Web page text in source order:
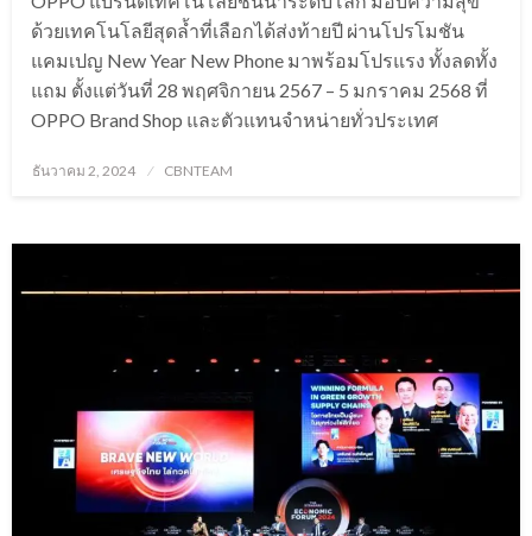
ด้วยเทคโนโลยีสุดล้ำที่เลือกได้ส่งท้ายปี ผ่านโปรโมชัน
แคมเปญ New Year New Phone มาพร้อมโปรแรง ทั้งลดทั้ง
แถม ตั้งแต่วันที่ 28 พฤศจิกายน 2567 – 5 มกราคม 2568 ที่
OPPO Brand Shop และตัวแทนจำหน่ายทั่วประเทศ
Posted
ธันวาคม 2, 2024 CBNTEAM